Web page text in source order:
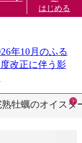
はじめる
年10月のふる
改正に伴う影
熟牡蠣のオイスタ